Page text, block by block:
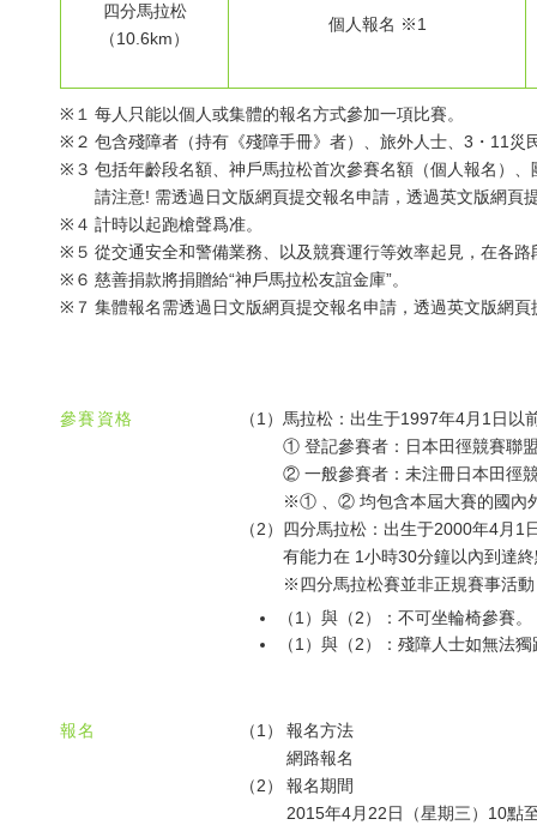
四分馬拉松
（10.6km）
個人報名 ※1
※１ 每人只能以個人或集體的報名方式參加一項比賽。
※２ 包含殘障者（持有《殘障手冊》者）、旅外人士、3・11災
※３ 包括年齡段名額、神戶馬拉松首次參賽名額（個人報名）、
請注意! 需透過日文版網頁提交報名申請，透過英文版網頁
※４ 計時以起跑槍聲爲准。
※５ 從交通安全和警備業務、以及競賽運行等效率起見，在各
※６ 慈善捐款將捐贈給“神戶馬拉松友誼金庫”。
※７ 集體報名需透過日文版網頁提交報名申請，透過英文版網頁
參賽資格 （1） 馬拉松：出生于1997年4月1日以
① 登記參賽者：日本田徑競賽聯
② 一般參賽者：未注冊日本田徑
※① 、② 均包含本屆大賽的國內
（2） 四分馬拉松：出生于2000年4月1
有能力在 1小時30分鐘以內到達
※四分馬拉松賽並非正規賽事活
（1）與（2）：不可坐輪椅參賽。
（1）與（2）：殘障人士如無法
報名 （1）
報名方法
網路報名
（2）
報名期間
2015年4月22日（星期三）10點